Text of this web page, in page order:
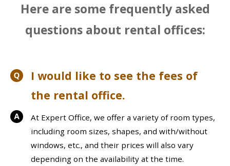
Here are some frequently asked
questions about rental offices:
I would like to see the fees of
the rental office.
At Expert Office, we offer a variety of room types,
including room sizes, shapes, and with/without
windows, etc., and their prices will also vary
depending on the availability at the time.